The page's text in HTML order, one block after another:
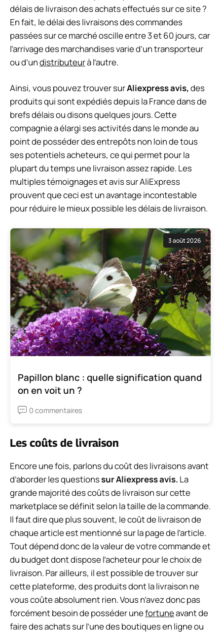
délais de livraison des achats effectués sur ce site ?
En fait, le délai des livraisons des commandes
passées sur ce marché oscille entre 3 et 60 jours, car
l’arrivage des marchandises varie d’un transporteur
ou d’undistributeurà l’autre.
Ainsi, vous pouvez trouver surAliexpress avis,des
produits qui sont expédiés depuis la France dans de
brefs délais ou disons quelques jours. Cette
compagnie a élargi ses activités dans le monde au
point de posséder des entrepôts non loin de tous
ses potentiels acheteurs, ce qui permet pour la
plupart du temps une livraison assez rapide. Les
multiples témoignages et avis sur AliExpress
prouvent que ceci est un avantage incontestable
pour réduire le mieux possible les délais de livraison.
3 août 2026
Papillon blanc : quelle signification quand
on en voit un ?
0 commentaires
Les coûts de livraison
Encore une fois, parlons du coût des livraisons avant
d’aborder les questionssurAliexpress avis. La
grande majorité des coûts de livraison sur cette
marketplace se définit selon la taille de la commande.
Il faut dire que plus souvent, le coût de livraison de
chaque article est mentionné sur la page de l’article.
Tout dépend donc de la valeur de votre commande et
du budget dont dispose l’acheteur pour le choix de
livraison. Par ailleurs, il est possible de trouver sur
cette plateforme, des produits dont la livraison ne
vous coûte absolument rien. Vous n’avez donc pas
forcément besoin de posséder unefortuneavant de
faire des achats sur l’une des boutiques en ligne ou